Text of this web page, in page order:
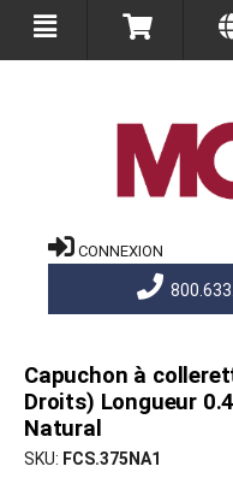
CONNEXION
Capuchon à
Droits) Longueur
Natural
SKU FCS.375NA1